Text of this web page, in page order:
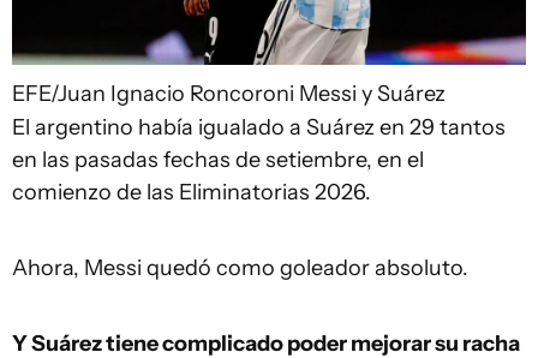
EFE/Juan Ignacio Roncoroni Messi y Suárez
El argentino había igualado a Suárez en 29 tantos
en las pasadas fechas de setiembre, en el
comienzo de las Eliminatorias 2026.
Ahora, Messi quedó como goleador absoluto.
Y Suárez tiene complicado poder mejorar su racha